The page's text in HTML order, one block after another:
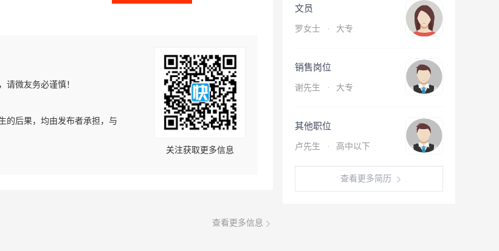
请微友务必谨慎！
的后果，均由发布者承担，与
关注获取更多信息
查看更多信息
文员
罗女士 · 大专
销售岗位
谢先生 · 大专
其他职位
卢先生 · 高中以下
查看更多简历